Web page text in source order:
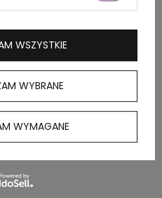
WYBRANE
WYMAGANE
WSZYSTKIE